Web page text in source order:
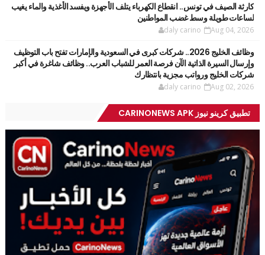
كارثة الصيف في تونس.. انقطاع الكهرباء يتلف الأجهزة ويفسد الأغذية والماء يغيب
لساعات طويلة وسط غضب المواطنين
daly carino Aug 04, 2026
وظائف الخليج 2026.. شركات كبرى في السعودية والإمارات تفتح باب التوظيف
وإرسال السيرة الذاتية الآن فرصة العمر للشباب العرب.. وظائف شاغرة في أكبر
شركات الخليج ورواتب مجزية بانتظارك
daly carino Aug 02, 2026
تطبيق كرينو نيوز CARINONEWS APK